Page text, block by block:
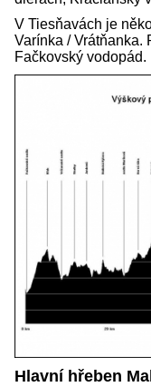
V Tiesňavách je
Varínka / Vrátňanka.
Fačkovský vodopád.
Hlavní hřeben